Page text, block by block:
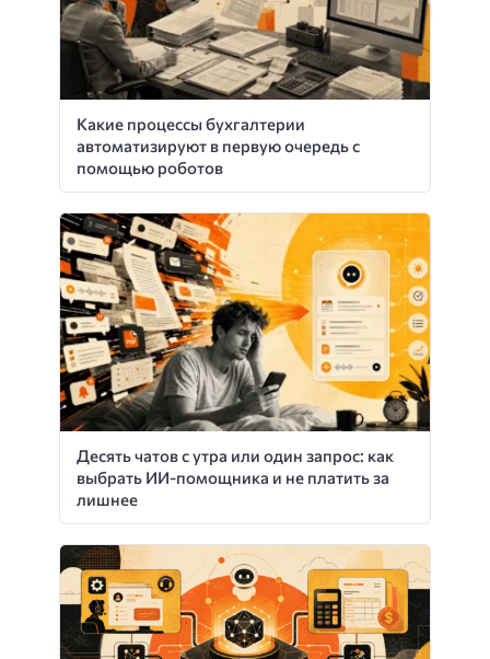
Какие процессы бухгалтерии
автоматизируют в первую очередь с
помощью роботов
Десять чатов с утра или один запрос: как
выбрать ИИ-помощника и не платить за
лишнее